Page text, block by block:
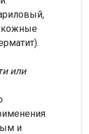
кожные
или
и